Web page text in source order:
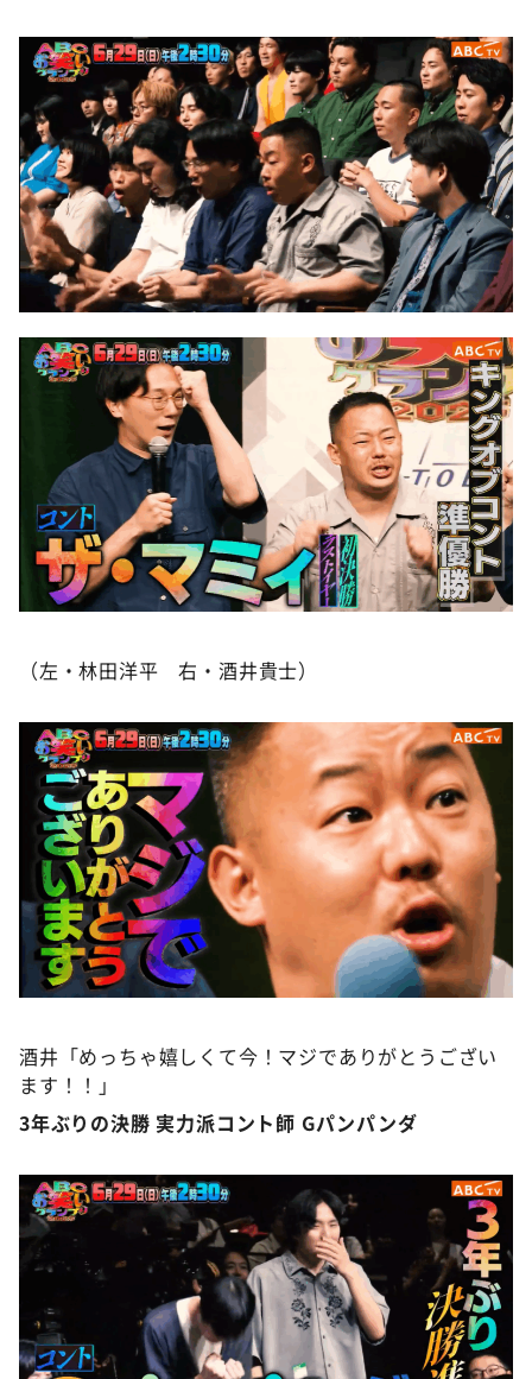
（左・林田洋平 右・酒井貴士）
酒井「めっちゃ嬉しくて今！マジでありがとうござい
ます！！」
3年ぶりの決勝 実力派コント師 Gパンパンダ